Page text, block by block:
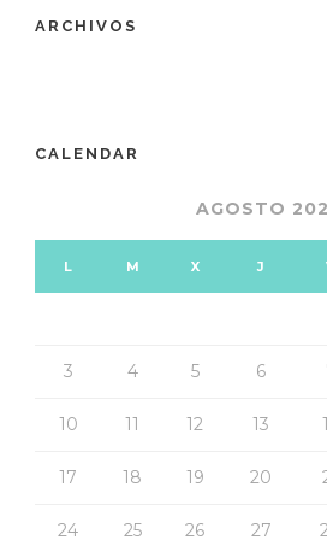
ARCHIVOS
CALENDAR
AGOSTO
L M X J
3 4 5 6
10 11 12 13
17 18 19 20
24 25 26 27